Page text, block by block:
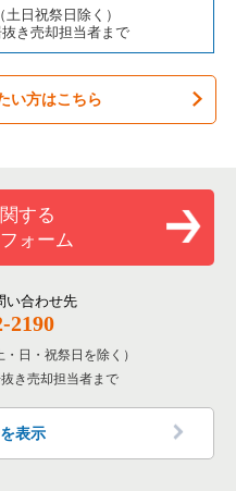
売却物件の案件一覧
却物件の案件一覧
却物件の案件一覧
の案件一覧
案件一覧
却物件の案件一覧
案件一覧
却物件の案件一覧
案件一覧
案件一覧
物件の案件一覧
き売却物件の案件一覧
件一覧
居抜き売却物件の案件一覧
件一覧
件一覧
案件一覧
日祝祭日除く）
き売却担当者まで
い方はこちら
する
ォーム
い合わせ先
2190
日・祝祭日を除く）
き売却担当者まで
表示